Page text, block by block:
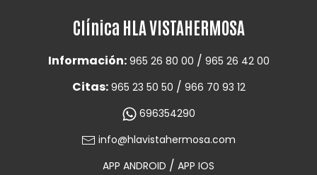
Clínica HLA VISTAHERMOSA
Información: 965 26 80 00 / 965 26 42 00
Citas: 965 23 50 50 / 966 70 93 12
696354290
info@hlavistahermosa.com
APP ANDROID / APP IOS